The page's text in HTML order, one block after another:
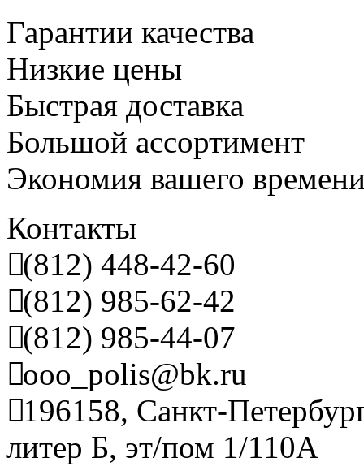
Гарантии качества
Низкие цены
Быстрая доставка
Большой ассортимент
Экономия вашего
Контакты
(812) 448-42-60
(812) 985-62-42
(812) 985-44-07
ooo_polis@bk.ru
196158, Санкт-
литер Б, эт/пом 1/110А